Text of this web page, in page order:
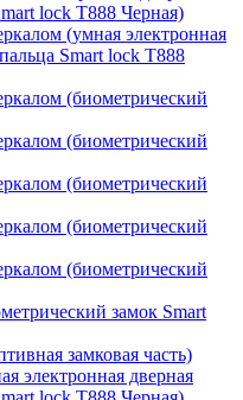
lock T888 Черная)
(умная электронная
Smart lock T888
(биометрический
(биометрический
(биометрический
(биометрический
(биометрический
замок Smart
замковая часть)
электронная дверная